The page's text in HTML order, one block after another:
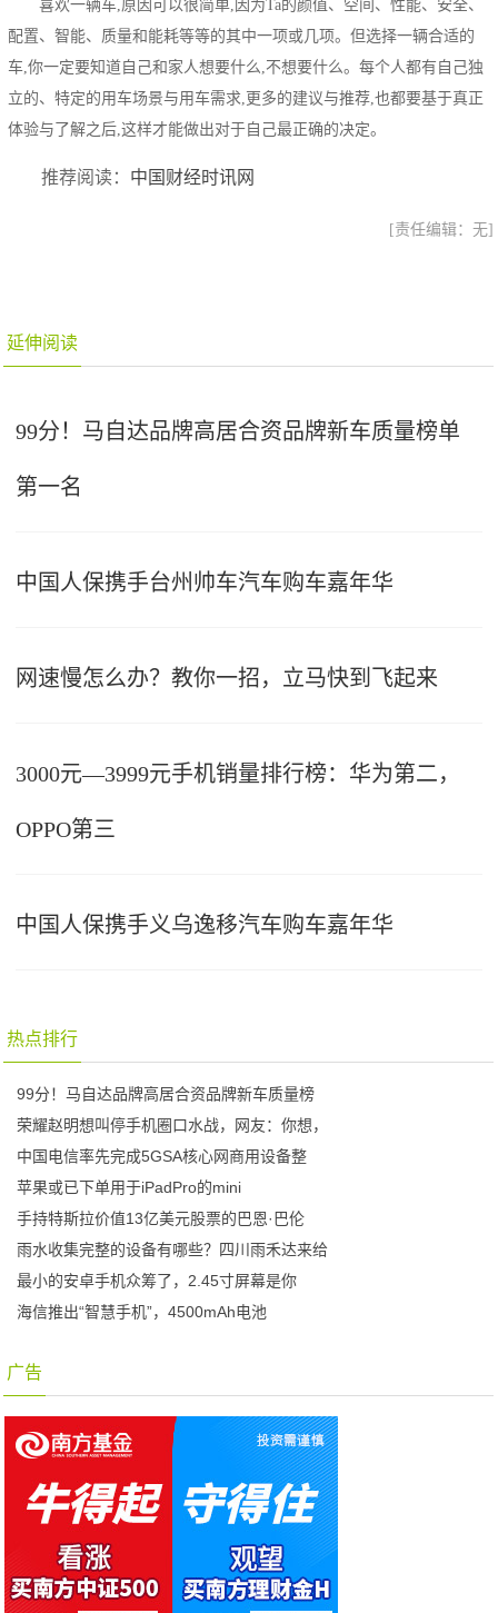
喜欢一辆车,原因可以很简单,因为Ta的颜值、空间、性能、安全、
配置、智能、质量和能耗等等的其中一项或几项。但选择一辆合适的
车,你一定要知道自己和家人想要什么,不想要什么。每个人都有自己独
立的、特定的用车场景与用车需求,更多的建议与推荐,也都要基于真正
体验与了解之后,这样才能做出对于自己最正确的决定。
推荐阅读： 中国财经时讯网
[责任编辑：无]
延伸阅读
99分！马自达品牌高居合资品牌新车质量榜单
第一名
中国人保携手台州帅车汽车购车嘉年华
网速慢怎么办？教你一招，立马快到飞起来
3000元—3999元手机销量排行榜：华为第二，
OPPO第三
中国人保携手义乌逸移汽车购车嘉年华
热点排行
99分！马自达品牌高居合资品牌新车质量榜
荣耀赵明想叫停手机圈口水战，网友：你想，
中国电信率先完成5GSA核心网商用设备整
苹果或已下单用于iPadPro的mini
手持特斯拉价值13亿美元股票的巴恩·巴伦
雨水收集完整的设备有哪些？四川雨禾达来给
最小的安卓手机众筹了，2.45寸屏幕是你
海信推出“智慧手机”，4500mAh电池
广告